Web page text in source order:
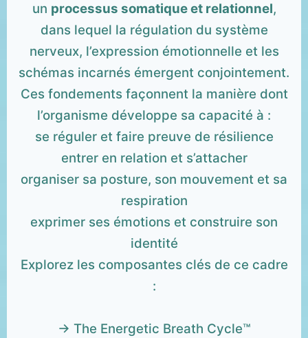
un processus somatique et relationnel,
dans lequel la régulation du système
nerveux, l’expression émotionnelle et les
schémas incarnés émergent conjointement.
Ces fondements façonnent la manière dont
l’organisme développe sa capacité à :
se réguler et faire preuve de résilience
entrer en relation et s’attacher
organiser sa posture, son mouvement et sa
respiration
exprimer ses émotions et construire son
identité
Explorez les composantes clés de ce cadre
:
→ The Energetic Breath Cycle™